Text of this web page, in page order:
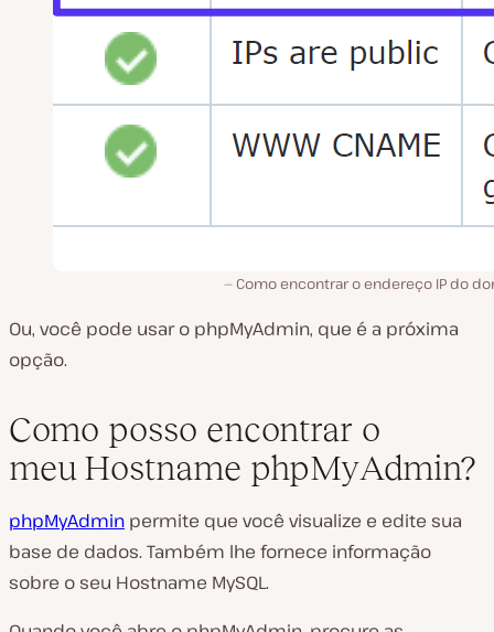
Como encontrar o endereço IP do
Ou, você pode usar o phpMyAdmin, que é a próxima
opção.
Como posso encontrar o
meu Hostname phpMyAdmin?
phpMyAdmin permite que você visualize e edite sua
base de dados. Também lhe fornece informação
sobre o seu Hostname MySQL.